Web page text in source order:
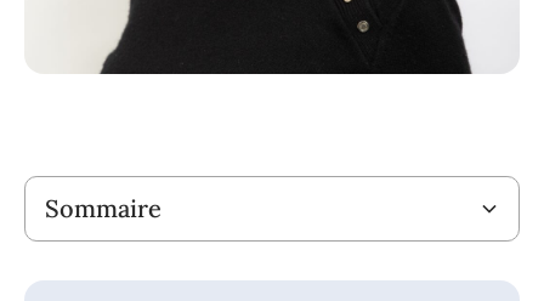
Sommaire